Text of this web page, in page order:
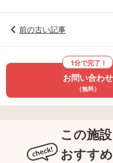
前の古い記事
1分で完了！
お問い合わせ
（無料）
この施
おすす